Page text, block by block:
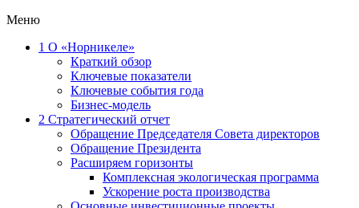
Меню
1 О «Норникеле»
Краткий обзор
Ключевые показатели
Ключевые события года
Бизнес-модель
2 Стратегический отчет
Обращение Председателя Совета директоров
Обращение Президента
Расширяем горизонты
Комплексная экологическая программа
Ускорение роста производства